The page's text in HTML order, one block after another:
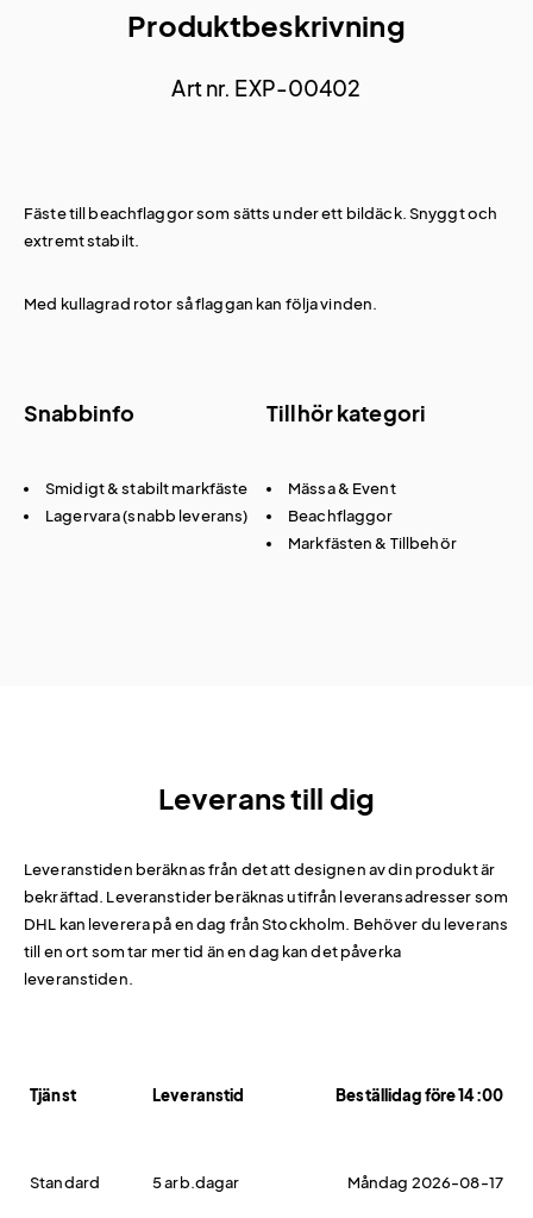
Produktbeskrivning
Art nr. EXP-00402
Fäste till beachflaggor som sätts under ett bildäck. Snyggt och
extremt stabilt.
Med kullagrad rotor så flaggan kan följa vinden.
Snabbinfo
Smidigt & stabilt markfäste
Lagervara (snabb leverans)
Tillhör kategori
Mässa & Event
Beachflaggor
Markfästen & Tillbehör
Leverans till dig
Leveranstiden beräknas från det att designen av din produkt är
bekräftad. Leveranstider beräknas utifrån leveransadresser som
DHL kan leverera på en dag från Stockholm. Behöver du leverans
till en ort som tar mer tid än en dag kan det påverka
leveranstiden.
Tjänst Leveranstid Beställidag före 14:00
Standard 5 arb.dagar Måndag 2026-08-17